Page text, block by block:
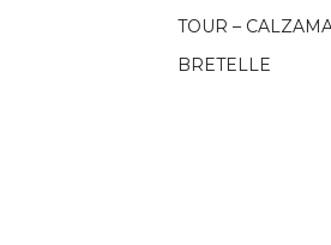
TOUR –
BRETELLE